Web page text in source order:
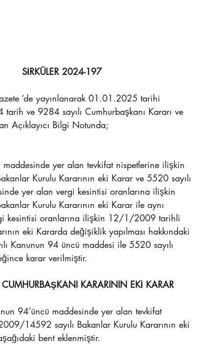
2024/197
SİRKÜLER 2024-197
‘de yayınlanarak 01.01.2025 tarihi
ve 9284 sayılı Cumhurbaşkanı Kararı ve
Açıklayıcı Bilgi Notunda;
yer alan tevkifat nispetlerine ilişkin
Kurulu Kararının eki Karar ve 5520 sayılı
yer alan vergi kesintisi oranlarına ilişkin
Kurulu Kararının eki Karar ile aynı
kesintisi oranlarına ilişkin 12/1/2009 tarihli
eki Kararda değişiklik yapılması hakkındaki
Kanunun 94 üncü maddesi ile 5520 sayılı
karar verilmiştir.
KARARININ EKİ KARAR
94’üncü maddesinde yer alan tevkifat
14592 sayılı Bakanlar Kurulu Kararının eki
bent eklenmiştir.